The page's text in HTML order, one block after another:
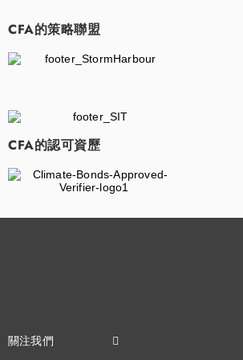
CFA的策略聯盟
CFA的認可資歷